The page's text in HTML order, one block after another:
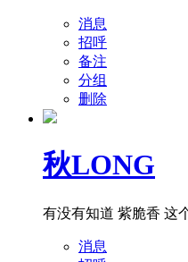
消息
招呼
备注
分组
删除
秋LONG
有没有知道 紫脆香 这
消息